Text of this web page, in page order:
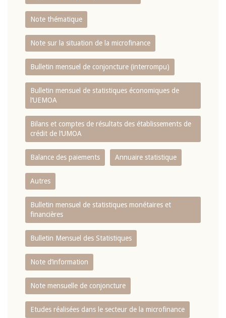
Note thématique
Note sur la situation de la microfinance
Bulletin mensuel de conjoncture (interrompu)
Bulletin mensuel de statistiques économiques de
l‘UEMOA
Bilans et comptes de résultats des établissements de
crédit de l‘UMOA
Balance des paiements Annuaire statistique
Autres
Bulletin mensuel de statistiques monétaires et
financières
Bulletin Mensuel des Statistiques
Note d’information
Note mensuelle de conjoncture
Etudes réalisées dans le secteur de la microfinance